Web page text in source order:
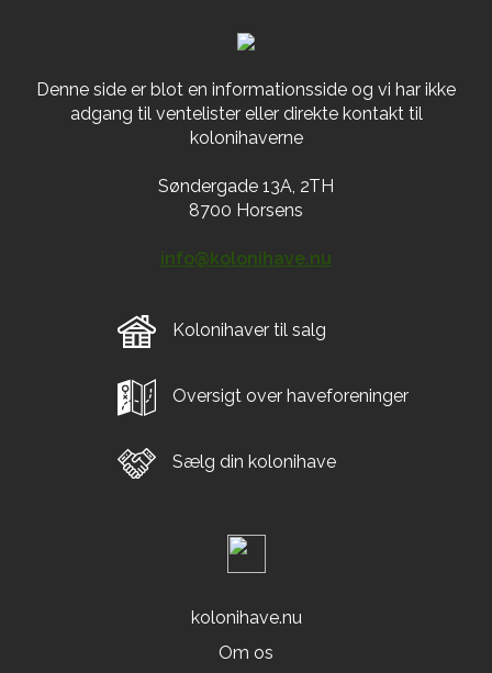
Denne side er blot en informationsside og vi har ikke
adgang til ventelister eller direkte kontakt til
kolonihaverne
Søndergade 13A, 2TH
8700 Horsens
info@kolonihave.nu
Kolonihaver til salg
Oversigt over haveforeninger
Sælg din kolonihave
kolonihave.nu
Om os